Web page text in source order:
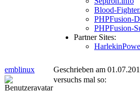
Blood-
PHPFusion-
PHPFusion-
Partner Sites:
emblinux Geschrieben am
versuchs mal so: